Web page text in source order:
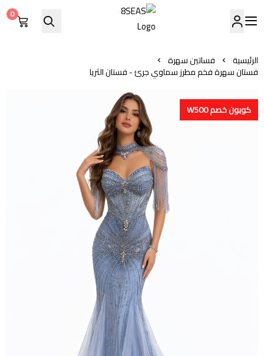
8SEAS
0
الرئيسية فساتين سهرة
فستان سهرة فخم مطرز سماوي جرئ - فستان الثريا
كوبون خصم W500